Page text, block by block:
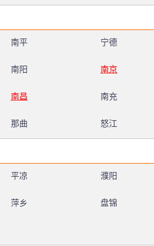
南平 宁德
南阳 南京
南昌 南充
那曲 怒江
平凉 濮阳
萍乡 盘锦